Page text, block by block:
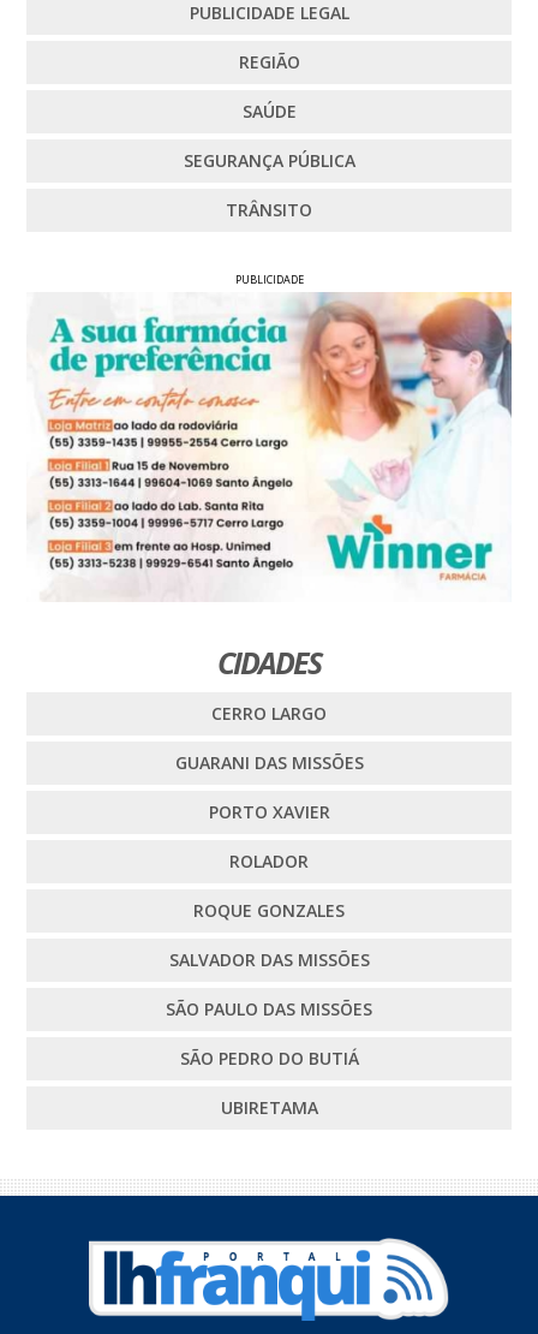
PUBLICIDADE LEGAL
REGIÃO
SAÚDE
SEGURANÇA PÚBLICA
TRÂNSITO
PUBLICIDADE
CIDADES
CERRO LARGO
GUARANI DAS MISSÕES
PORTO XAVIER
ROLADOR
ROQUE GONZALES
SALVADOR DAS MISSÕES
SÃO PAULO DAS MISSÕES
SÃO PEDRO DO BUTIÁ
UBIRETAMA